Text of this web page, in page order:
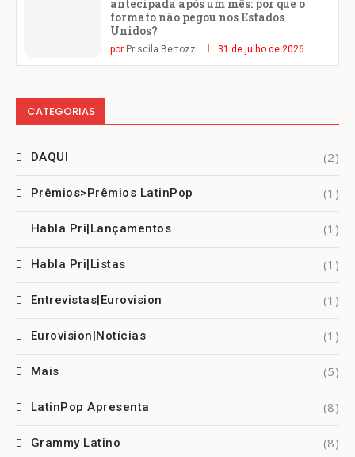
antecipada após um mês: por que o
formato não pegou nos Estados
Unidos?
por Priscila Bertozzi 31 de julho de 2026
CATEGORIAS
DAQUI (2)
Prêmios>Prêmios LatinPop (1)
Habla Pri|Lançamentos (1)
Habla Pri|Listas (1)
Entrevistas|Eurovision (1)
Eurovision|Notícias (1)
Mais (5)
LatinPop Apresenta (8)
Grammy Latino (8)